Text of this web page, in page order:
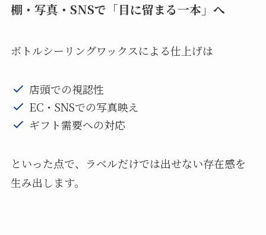
棚・写真・SNSで「目に留まる一本」へ
ボトルシーリングワックスによる仕上げは
店頭での視認性
EC・SNSでの写真映え
ギフト需要への対応
といった点で、ラベルだけでは出せない存在感を
生み出します。